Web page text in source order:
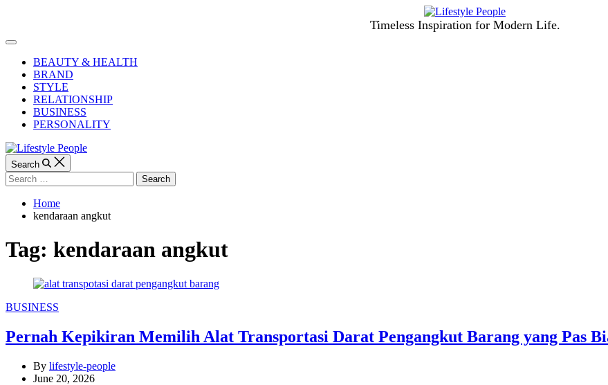
Timeless Inspiration for Modern Life.
Off
CanvasBEAUTY & HEALTH
BRAND
STYLE
RELATIONSHIP
BUSINESS
PERSONALITY
Search
Search
for:
Home
kendaraan angkut
Tag: kendaraan angkut
Categories
BUSINESS
Pernah Kepikiran Memilih Alat Transportasi Darat Pengangkut Barang yang Pas
By lifestyle-people
June 20, 2026